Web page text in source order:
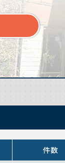
件数